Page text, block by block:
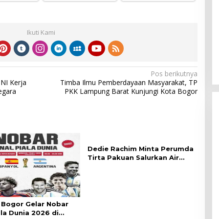
Ikuti Kami
Kerja
Pos berikutnya
Timba Ilmu Pemberdayaan Masyarakat, TP
PKK Lampung Barat Kunjungi Kota Bogor
Gelar Nobar
Dunia 2026 di
Dedie Rachim Minta Perumda
Tirta Pakuan Salurkan Air